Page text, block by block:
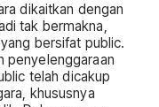
dikaitkan dengan
tak bermakna,
bersifat public.
penyelenggaraan
telah dicakup
khususnya